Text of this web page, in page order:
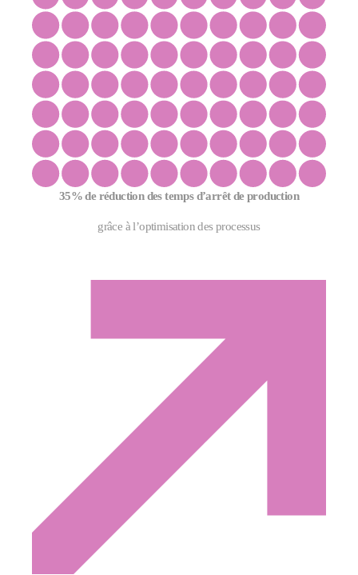
35% de réduction des temps d’arrêt de production
grâce à l’optimisation des processus